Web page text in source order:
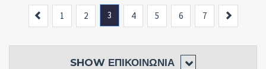
Previous
1 2 3 4 5 6 7
SHOW ΕΠΙΚΟΙΝΩΝΊΑ